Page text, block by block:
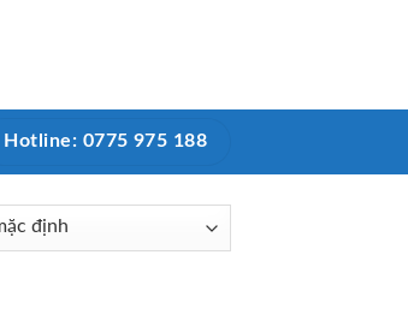
Hotline: 0775 975 188